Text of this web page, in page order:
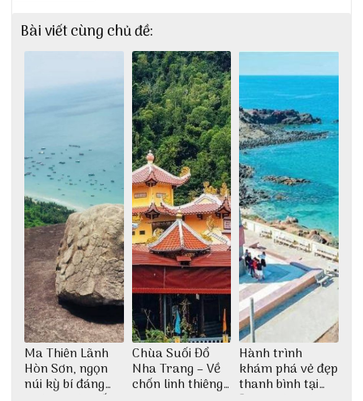
Bài viết cùng chủ đề:
Ma Thiên Lãnh
Hòn Sơn, ngọn
núi kỳ bí đáng
Chùa Suối Đổ
Nha Trang – Về
chốn linh thiêng
Hành trình
khám phá vẻ đẹp
thanh bình tại